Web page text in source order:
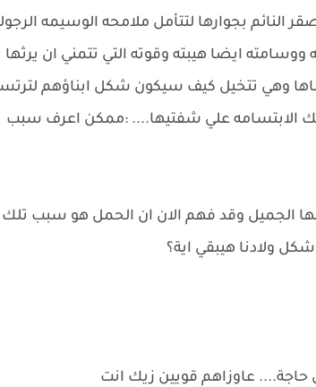
بجوارها لتتأمل ملامحه الوسيمه
ايضا هيبته وقوته التي تتمني ان يرثها
وهي تتخيل كيف سيكون شكل ابناؤهم
تلك الابتسامه علي شفتيها.... :ممكن اعرف سبب
الجميل وقد فهم الان ان الحمل هو سبب تلك
ولادنا هيبقي اية؟
حاجة.... عاوزاهم قويين زيك انت